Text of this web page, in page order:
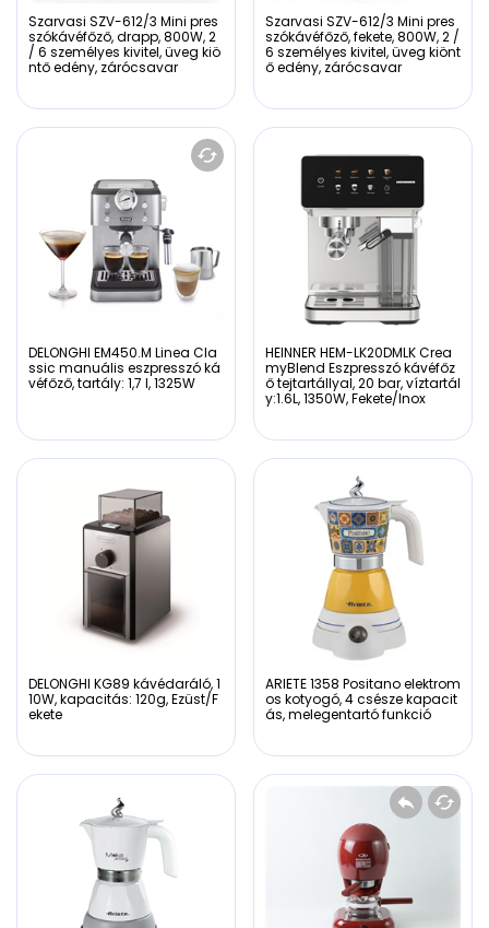
Szarvasi SZV-612/3 Mini pres
szókávéfőző, drapp, 800W, 2
/ 6 személyes kivitel, üveg kiö
ntő edény, zárócsavar
Szarvasi SZV-612/3 Mini pres
szókávéfőző, fekete, 800W, 2 /
6 személyes kivitel, üveg kiönt
ő edény, zárócsavar
DELONGHI EM450.M Linea Cla
ssic manuális eszpresszó ká
véfőző, tartály: 1,7 l, 1325W
HEINNER HEM-LK20DMLK Crea
myBlend Eszpresszó kávéfőz
ő tejtartállyal, 20 bar, víztartál
y:1.6L, 1350W, Fekete/Inox
DELONGHI KG89 kávédaráló, 1
10W, kapacitás: 120g, Ezüst/F
ekete
ARIETE 1358 Positano elektrom
os kotyogó, 4 csésze kapacit
ás, melegentartó funkció